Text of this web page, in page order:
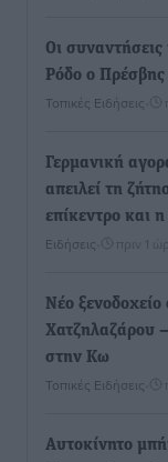
Οι
Ρόδο ο Πρέσβης
Τοπικές Ειδήσεις
Γερμανική
απειλεί τη
επίκεντρο και
Ειδήσεις πριν 1
Νέο
Χατζηλαζάρου
στην Κω
Τοπικές Ειδήσεις
Αυτοκίνητο